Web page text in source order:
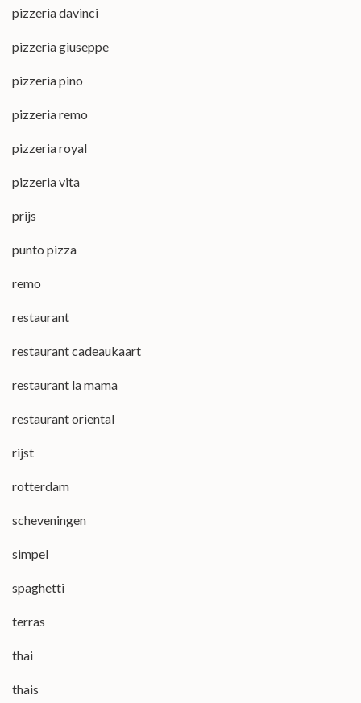
pizzeria davinci
pizzeria giuseppe
pizzeria pino
pizzeria remo
pizzeria royal
pizzeria vita
prijs
punto pizza
remo
restaurant
restaurant cadeaukaart
restaurant la mama
restaurant oriental
rijst
rotterdam
scheveningen
simpel
spaghetti
terras
thai
thais